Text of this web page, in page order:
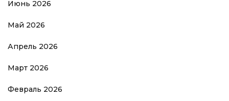
Июнь 2026
Май 2026
Апрель 2026
Март 2026
Февраль 2026